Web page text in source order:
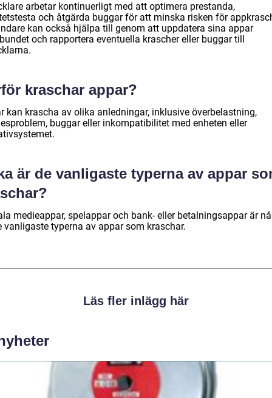
arbetar kontinuerligt med att optimera prestanda,
och åtgärda buggar för att minska risken för
kan också hjälpa till genom att uppdatera sina appar
och rapportera eventuella krascher eller buggar till
kraschar appar?
kan krascha av olika anledningar, inklusive överbelastning,
buggar eller inkompatibilitet med enheten eller
är de vanligaste typerna av appar
medieappar, spelappar och bank- eller betalningsappar är
vanligaste typerna av appar som kraschar.
Läs fler inlägg här